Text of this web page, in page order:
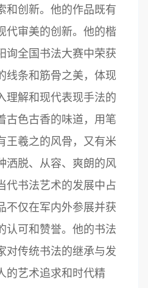
和创新。他的作品既有
代审美的创新。他的楷
询全国书法大赛中荣获
线条和筋骨之美，体现
理解和现代表现手法的
古色古香的味道，用笔
王羲之的风骨，又有米
洒脱、从容、爽朗的风
代书法艺术的发展中占
不仅在军内外参展并获
认可和赞誉。他的书法
对传统书法的继承与发
的艺术追求和时代精